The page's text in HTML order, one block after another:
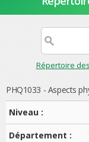
Répertoire
PHQ1033 - Aspects
Niveau :
Département :